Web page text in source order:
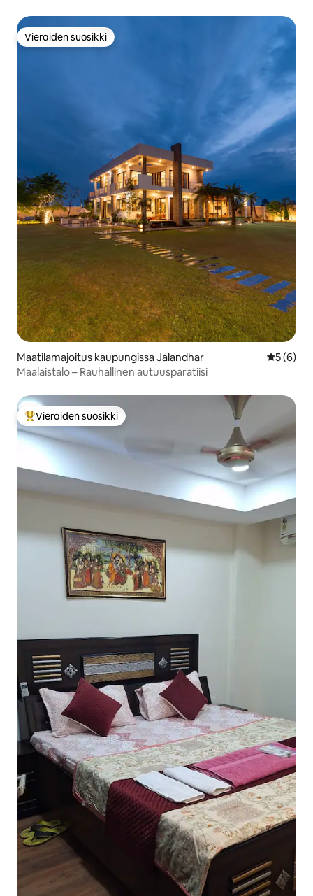
Vieraiden suosikki
Vieraiden suosikki
Maatilamajoitus kaupungissa Jalandhar
5 (6)
Maalaistalo – Rauhallinen autuusparatiisi
Vieraiden suosikkien parhaimmistoa
Vieraiden suosikki